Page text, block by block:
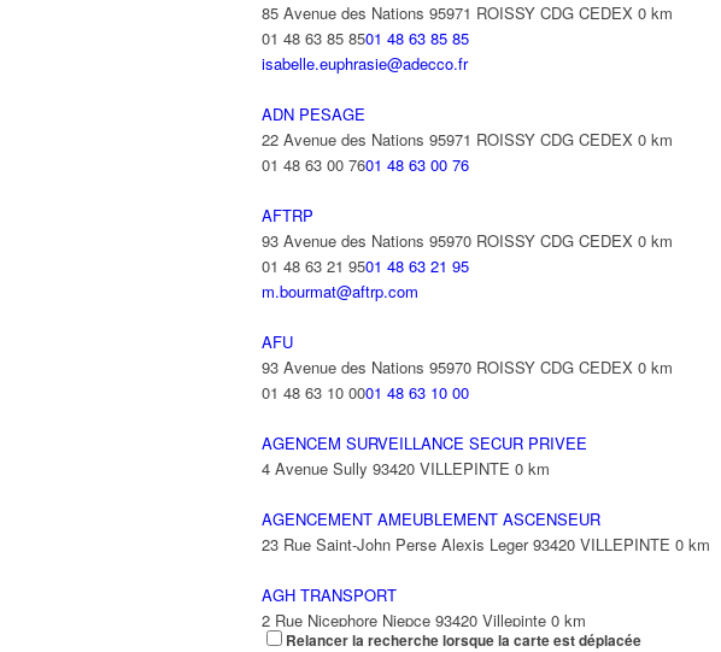
85 Avenue des Nations 95971 ROISSY CDG CEDEX 0 km
01 48 63 85 8501 48 63 85 85
isabelle.euphrasie@adecco.fr
ADN PESAGE
22 Avenue des Nations 95971 ROISSY CDG CEDEX 0 km
01 48 63 00 7601 48 63 00 76
AFTRP
93 Avenue des Nations 95970 ROISSY CDG CEDEX 0 km
01 48 63 21 9501 48 63 21 95
m.bourmat@aftrp.com
AFU
93 Avenue des Nations 95970 ROISSY CDG CEDEX 0 km
01 48 63 10 0001 48 63 10 00
AGENCEM SURVEILLANCE SECUR PRIVEE
4 Avenue Sully 93420 VILLEPINTE 0 km
AGENCEMENT AMEUBLEMENT ASCENSEUR
23 Rue Saint-John Perse Alexis Leger 93420 VILLEPINTE 0 km
AGH TRANSPORT
2 Rue Nicephore Niepce 93420 Villepinte 0 km
Relancer la recherche lorsque la carte est déplacée